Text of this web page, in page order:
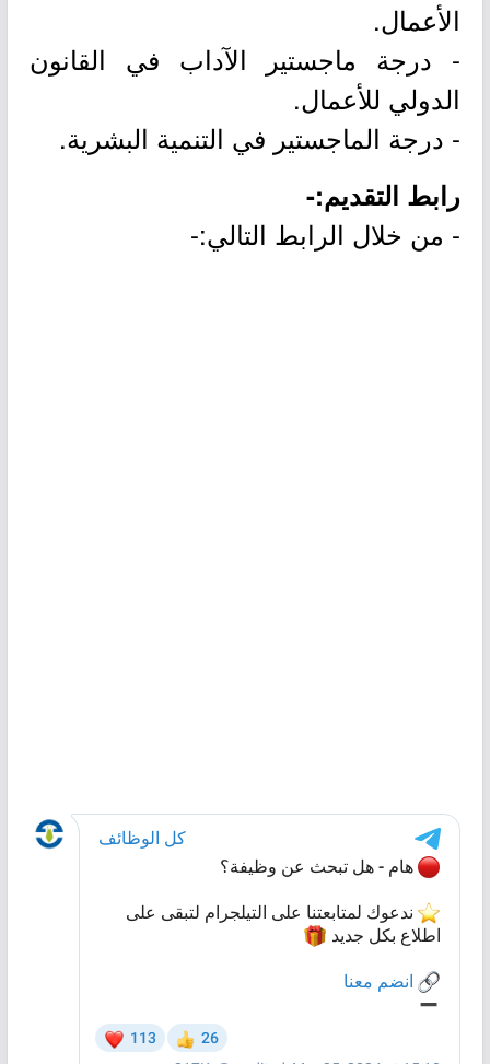
الأعمال.
- درجة ماجستير الآداب في القانون
الدولي للأعمال.
- درجة الماجستير في التنمية البشرية.
رابط التقديم:-
- من خلال الرابط التالي:-